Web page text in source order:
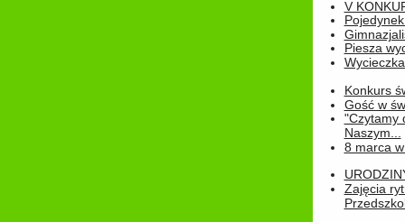
V
Piesza
Konkurs
Gość w
"Czytamy
Naszym...
8 marca
Zajęcia